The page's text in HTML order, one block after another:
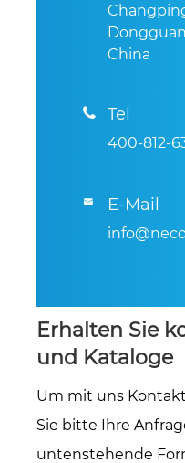
China
 Tel
400-812-
 E-Mail
Erhalten Sie
und Kataloge
Um mit uns
Sie bitte Ihre
untenstehende